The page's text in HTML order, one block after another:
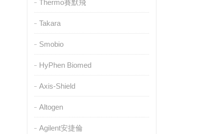
Thermo賽默飛
Takara
Smobio
HyPhen Biomed
Axis-Shield
Altogen
Agilent安捷倫